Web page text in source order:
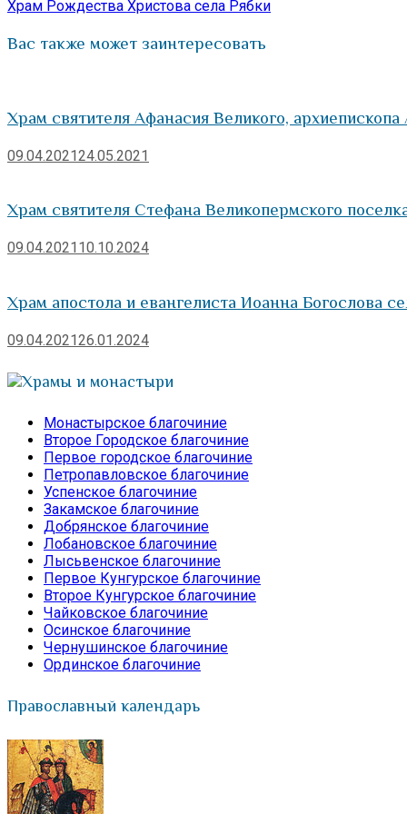
записям
запись:
Храм Рождества Христова села Рябки
Вас также может заинтересовать
Храм святителя Афанасия Великого,
09.04.202124.05.2021
Храм святителя Стефана Великопермского
09.04.2021 10.10.2024
Храм апостола и евангелиста Иоанна Богослова
09.04.202126.01.2024
Храмы и монастыри
Монастырское благочиние
Второе Городское благочиние
Первое городское благочиние
Петропавловское благочиние
Успенское благочиние
Закамское благочиние
Добрянское благочиние
Лобановское благочиние
Лысьвенское благочиние
Первое Кунгурское благочиние
Второе Кунгурское благочиние
Чайковское благочиние
Осинское благочиние
Чернушинское благочиние
Ординское благочиние
Православный календарь